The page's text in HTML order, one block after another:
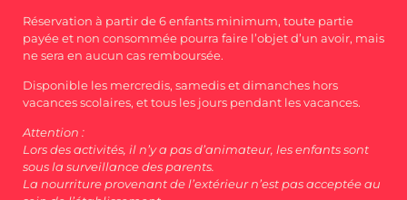
Réservation à partir de 6 enfants minimum, toute partie
payée et non consommée pourra faire l’objet d’un avoir, mais
ne sera en aucun cas remboursée.
Disponible les mercredis, samedis et dimanches hors
vacances scolaires, et tous les jours pendant les vacances.
Attention :
Lors des activités, il n’y a pas d’animateur, les enfants sont
sous la surveillance des parents.
La nourriture provenant de l’extérieur n’est pas acceptée au